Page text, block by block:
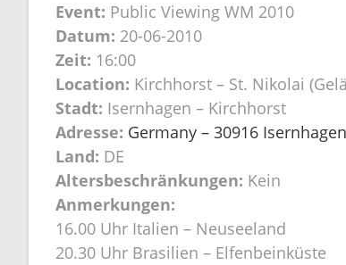
Event: Public Viewing WM 2010
Datum: 20-06-2010
Zeit: 16:00
Location: Kirchhorst – St. Nikolai
Stadt: Isernhagen – Kirchhorst
Adresse: Germany – 30916
Land: DE
Altersbeschränkungen: Kein
Anmerkungen:
16.00 Uhr Italien – Neuseeland
20.30 Uhr Brasilien – Elfenbeinküste